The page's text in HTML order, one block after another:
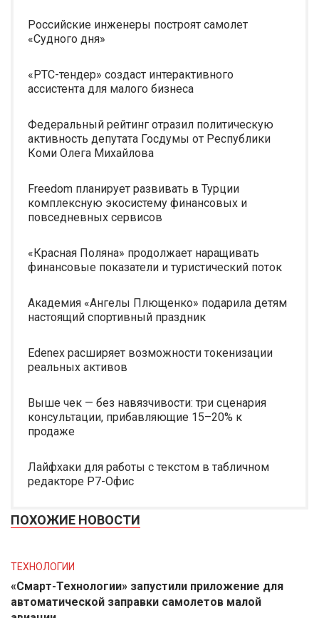
Российские инженеры построят самолет
«Судного дня»
«РТС-тендер» создаст интерактивного
ассистента для малого бизнеса
Федеральный рейтинг отразил политическую
активность депутата Госдумы от Республики
Коми Олега Михайлова
Freedom планирует развивать в Турции
комплексную экосистему финансовых и
повседневных сервисов
«Красная Поляна» продолжает наращивать
финансовые показатели и туристический поток
Академия «Ангелы Плющенко» подарила детям
настоящий спортивный праздник
Edenex расширяет возможности токенизации
реальных активов
Выше чек — без навязчивости: три сценария
консультации, прибавляющие 15–20% к
продаже
Лайфхаки для работы с текстом в табличном
редакторе Р7-Офис
ПОХОЖИЕ НОВОСТИ
ТЕХНОЛОГИИ
«Смарт-Технологии» запустили приложение для
автоматической заправки самолетов малой